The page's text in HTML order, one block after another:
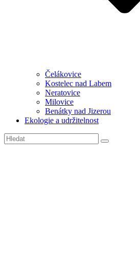
Čelákovice
Kostelec nad Labem
Neratovice
Milovice
Benátky nad Jizerou
Ekologie a udržitelnost